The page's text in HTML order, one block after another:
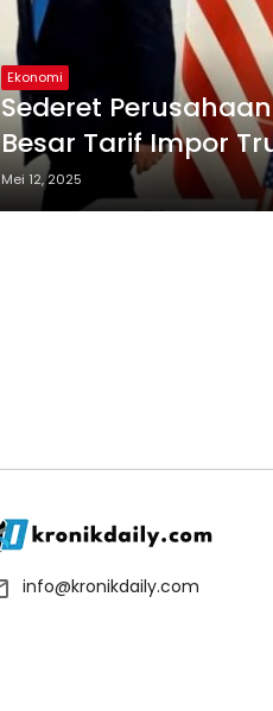
Ekonomi
Sederet
Besar Tarif Impor
Mei 12, 2025
info@kronikdaily.com